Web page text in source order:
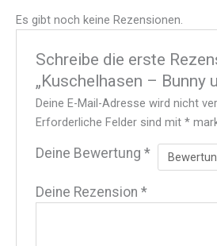
Es gibt noch keine Rezensionen.
Schreibe die erste
„Kuschelhasen – Bunny
Deine E-Mail-Adresse wird nicht
Erforderliche Felder sind mit*
Deine Bewertung*
Deine Rezension*